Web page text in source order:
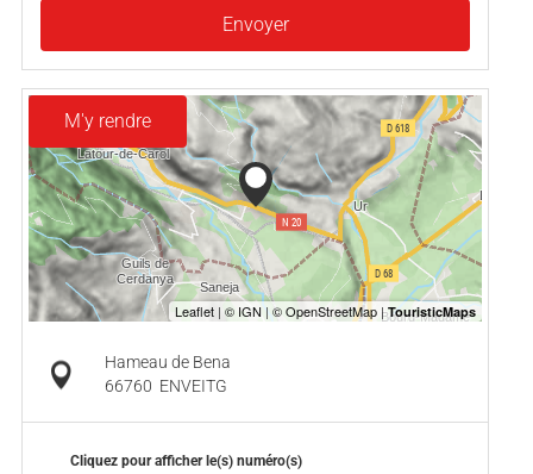
Envoyer
M'y rendre
Hameau de Bena
66760 ENVEITG
Cliquez pour afficher le(s) numéro(s)